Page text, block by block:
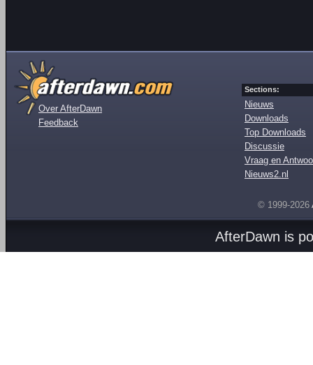
Over AfterDawn
Feedback
Sections:
Nieuws
Downloads
Top Downloads
Discussie
Vraag en
Nieuws2.nl
© 1999-2026
AfterDawn is